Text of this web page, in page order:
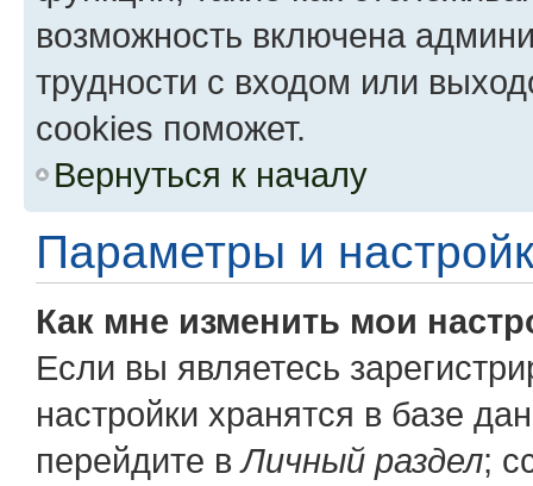
возможность включена
трудности с входом или
cookies поможет.
Вернуться к началу
Параметры и
Как мне изменить мои
Если вы являетесь
настройки хранятся в базе
перейдите вЛичный раздел;